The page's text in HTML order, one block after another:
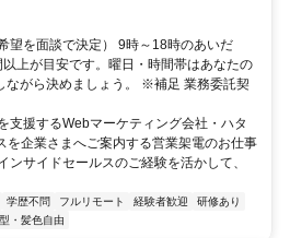
望を面談で決定） 9時～18時のあいだ
上が目安です。曜日・時間帯はあなたの
ながら決めましょう。 ※補足 業務委託契
支援するWebマーケティング会社・ハタ
を企業さまへご案内する営業架電のお仕事
ンサイドセールスのご経験を活かして、
学歴不問 フルリモート 経験者歓迎
研修あり
・髪色自由